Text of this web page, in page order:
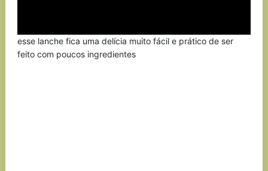
esse lanche fica uma delícia muito fácil e prático de ser
feito com poucos ingredientes